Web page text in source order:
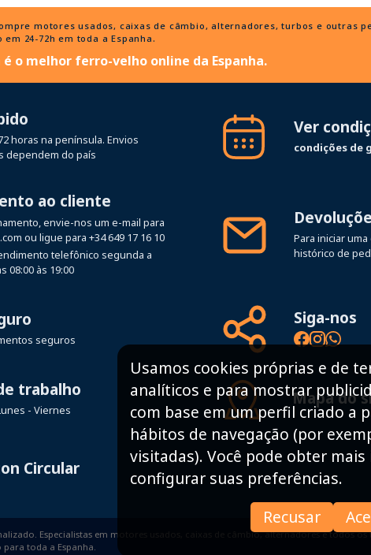
motores usados, caixas de câmbio, alternadores, turbos e outras
em 24-72h em toda a Espanha.
é o melhor ferro-velho online da Espanha.
horas na península. Envios
dependem do país
Ver
condições de
ao cliente
envie-nos um e-mail para
ou ligue para +34 649 17 16 10
telefônico segunda a
08:00 às 19:00
Para iniciar
histórico de
seguros
Siga-nos
trabalho
- Viernes
Mapa do
Circular
Especialistas em motores usados, caixas de câmbio, alternadores e todos os
para toda a Espanha.
Usamos cookies próprias e de
analíticos e para mostrar
com base em um perfil criado a
hábitos de navegação (por
visitadas). Você pode obter
configurar suas preferências.
Recusar